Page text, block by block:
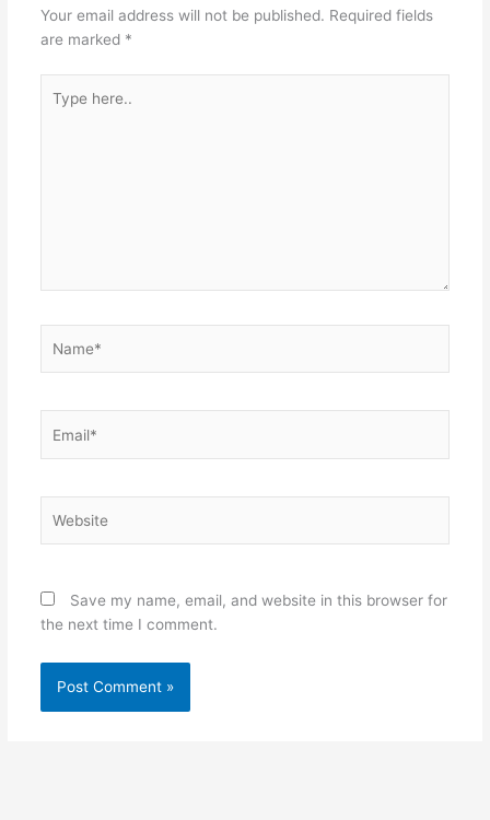
Your email address will not be published. Required fields
are marked *
here..
Save my name, email, and website in this browser for
the next time I comment.